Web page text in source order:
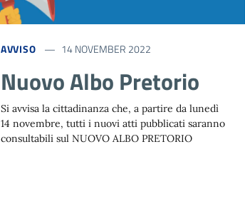
AVVISO 14 NOVEMBER 2022
Nuovo Albo Pretorio
Si avvisa la cittadinanza che, a partire da lunedì
14 novembre, tutti i nuovi atti pubblicati saranno
consultabili sul NUOVO ALBO PRETORIO